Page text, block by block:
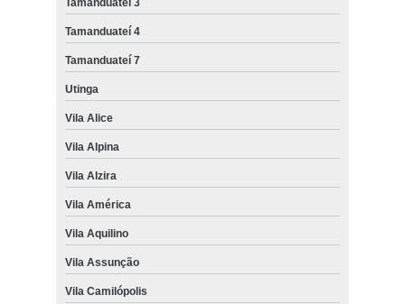
Tamanduateí 3
Tamanduateí 4
Tamanduateí 7
Utinga
Vila Alice
Vila Alpina
Vila Alzira
Vila América
Vila Aquilino
Vila Assunção
Vila Camilópolis